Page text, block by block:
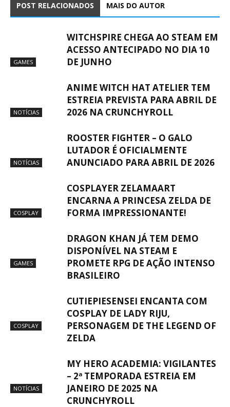
POST RELACIONADOS MAIS DO AUTOR
GAMES
WITCHSPIRE CHEGA AO STEAM EM
ACESSO ANTECIPADO NO DIA 10
DE JUNHO
NOTÍCIAS
ANIME WITCH HAT ATELIER TEM
ESTREIA PREVISTA PARA ABRIL DE
2026 NA CRUNCHYROLL
NOTÍCIAS
ROOSTER FIGHTER – O GALO
LUTADOR É OFICIALMENTE
ANUNCIADO PARA ABRIL DE 2026
COSPLAY
COSPLAYER ZELAMAART
ENCARNA A PRINCESA ZELDA DE
FORMA IMPRESSIONANTE!
GAMES
DRAGON KHAN JÁ TEM DEMO
DISPONÍVEL NA STEAM E
PROMETE RPG DE AÇÃO INTENSO
BRASILEIRO
COSPLAY
CUTIEPIESENSEI ENCANTA COM
COSPLAY DE LADY RIJU,
PERSONAGEM DE THE LEGEND OF
ZELDA
NOTÍCIAS
MY HERO ACADEMIA: VIGILANTES
– 2ª TEMPORADA ESTREIA EM
JANEIRO DE 2025 NA
CRUNCHYROLL